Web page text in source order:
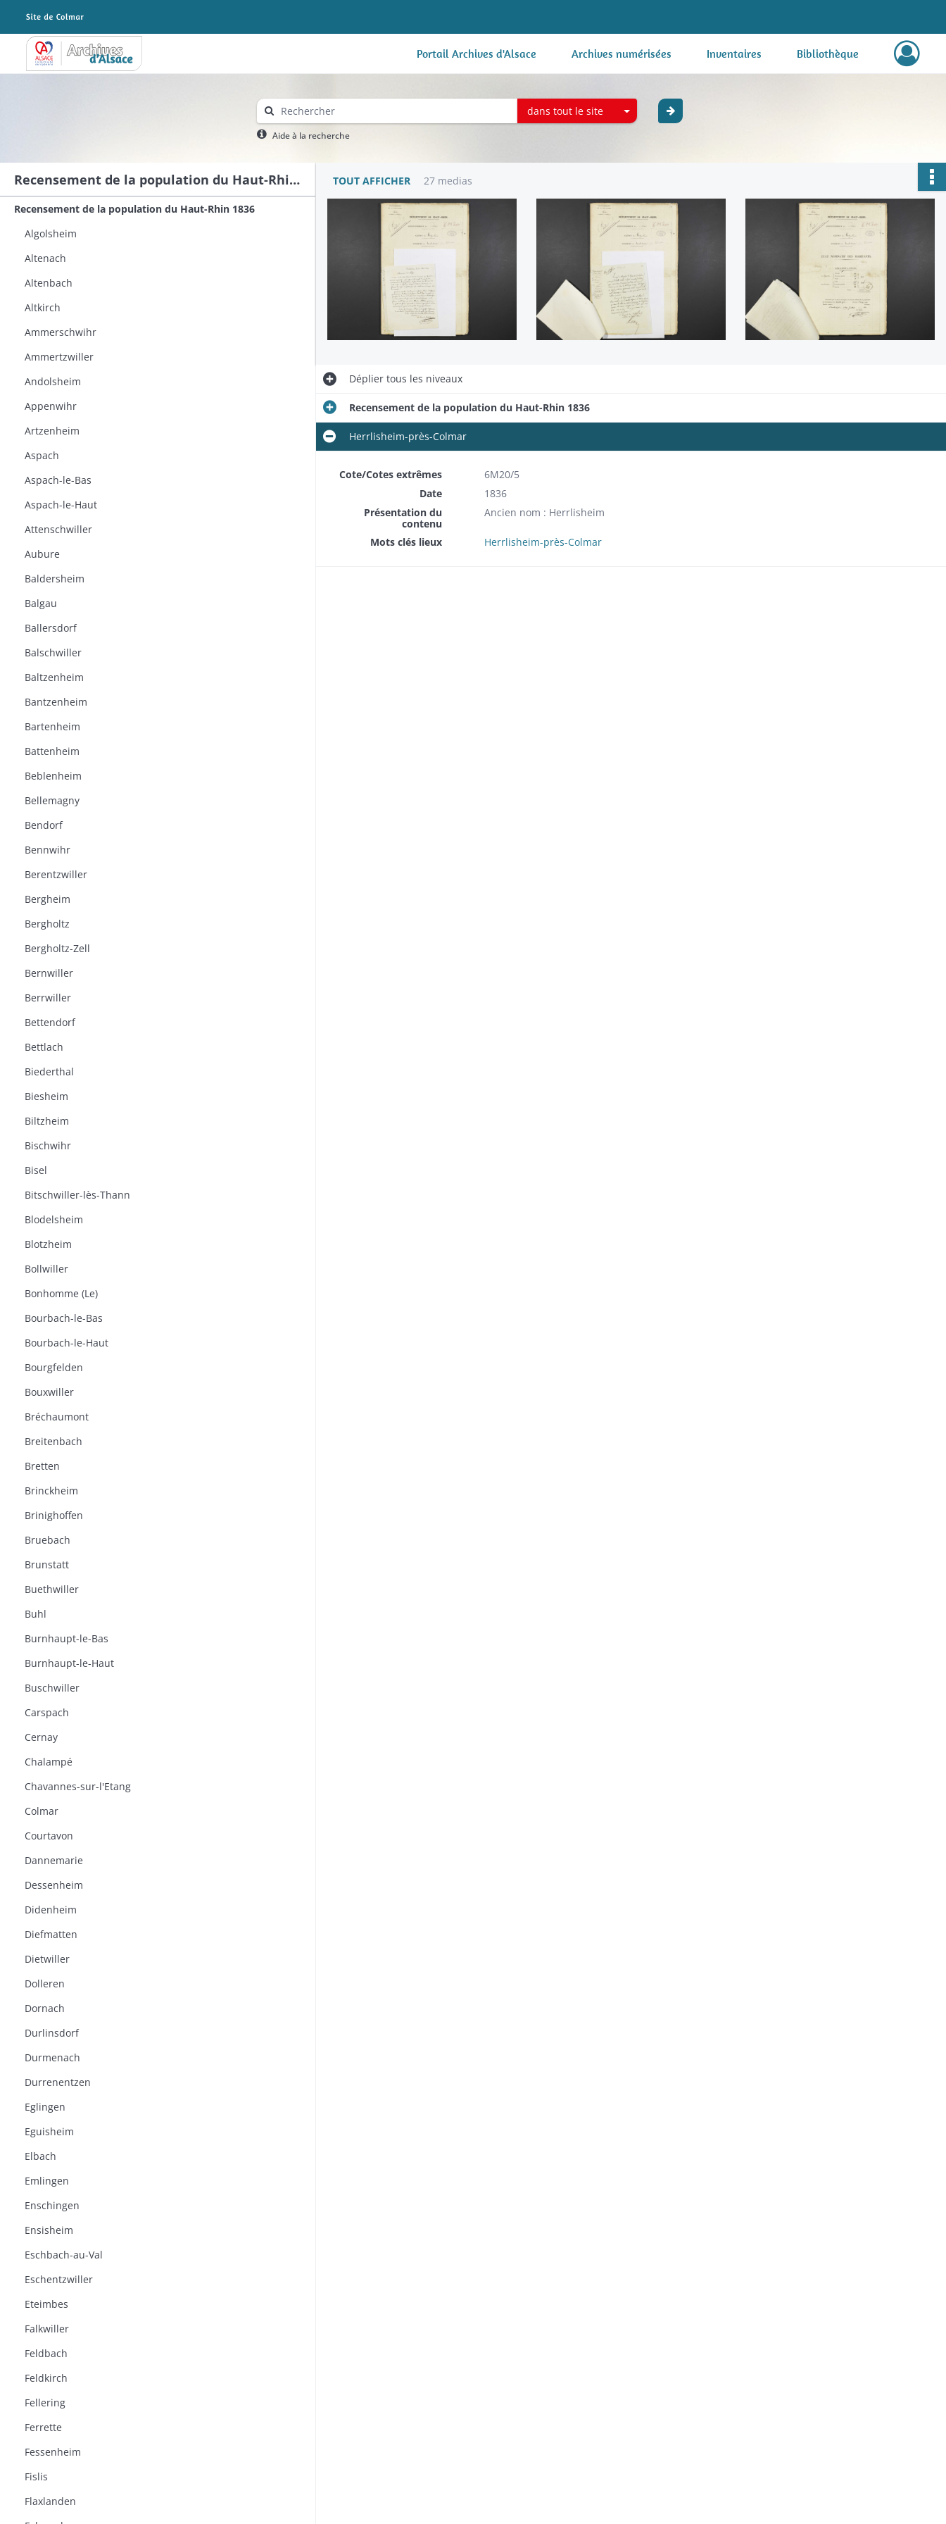
Archives Alsace - Colmar Portail Archives d'Alsace Archives numérisées Inventaires Bibliothèque
dans tout le site
Aide à la recherche
Recensement de la population du Haut-Rhin 1836
Recensement de la population du Haut-Rhin 1836
Algolsheim
Altenach
Altenbach
Altkirch
Ammerschwihr
Ammertzwiller
Andolsheim
Appenwihr
Artzenheim
Aspach
Aspach-le-Bas
Aspach-le-Haut
Attenschwiller
Aubure
Baldersheim
Balgau
Ballersdorf
Balschwiller
Baltzenheim
Bantzenheim
Bartenheim
Battenheim
Beblenheim
Bellemagny
Bendorf
Bennwihr
Berentzwiller
Bergheim
Bergholtz
Bergholtz-Zell
Bernwiller
Berrwiller
Bettendorf
Bettlach
Biederthal
Biesheim
Biltzheim
Bischwihr
Bisel
Bitschwiller-lès-Thann
Blodelsheim
Blotzheim
Bollwiller
Bonhomme (Le)
Bourbach-le-Bas
Bourbach-le-Haut
Bourgfelden
Bouxwiller
Bréchaumont
Breitenbach
Bretten
Brinckheim
Brinighoffen
Bruebach
Brunstatt
Buethwiller
Buhl
Burnhaupt-le-Bas
Burnhaupt-le-Haut
Buschwiller
Carspach
Cernay
Chalampé
Chavannes-sur-l'Etang
Colmar
Courtavon
Dannemarie
Dessenheim
Didenheim
Diefmatten
Dietwiller
Dolleren
Dornach
Durlinsdorf
Durmenach
Durrenentzen
Eglingen
Eguisheim
Elbach
Emlingen
Enschingen
Ensisheim
Eschbach-au-Val
Eschentzwiller
Eteimbes
Falkwiller
Feldbach
Feldkirch
Fellering
Ferrette
Fessenheim
Fislis
Flaxlanden
TOUT AFFICHER 27 medias
Dépliertous les niveaux
Recensement de la population du Haut-Rhin 1836
Herrlisheim-près-Colmar
Cote/Cotes extrêmes
6M20/5
Date
1836
Présentation du
contenu
Ancien nom : Herrlisheim
Mots clés lieux Herrlisheim-près-Colmar